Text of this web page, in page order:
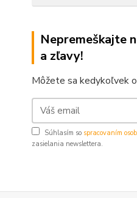
Nepremeškajte
a zľavy!
Môžete sa kedykoľvek
Súhlasím so spracovaním
zasielania newslettera.